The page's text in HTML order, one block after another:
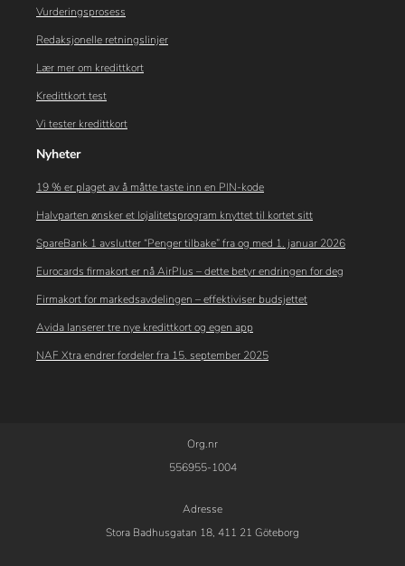
Vurderingsprosess
Redaksjonelle retningslinjer
Lær mer om kredittkort
Kredittkort test
Vi tester kredittkort
Nyheter
19 % er plaget av å måtte taste inn en PIN-kode
Halvparten ønsker et lojalitetsprogram knyttet til kortet sitt
SpareBank 1 avslutter “Penger tilbake” fra og med 1. januar 2026
Eurocards firmakort er nå AirPlus – dette betyr endringen for deg
Firmakort for markedsavdelingen – effektiviser budsjettet
Avida lanserer tre nye kredittkort og egen app
NAF Xtra endrer fordeler fra 15. september 2025
Org.nr
556955-1004
Adresse
Stora Badhusgatan 18, 411 21 Göteborg